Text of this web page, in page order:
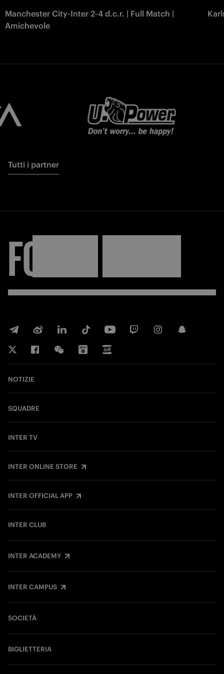
Manchester City-Inter 2-4 d.c.r. | Full Match |
Amichevole
Tutti i partner
FORZA
NOTIZIE
SQUADRE
INTER TV
INTER ONLINE STORE
INTER OFFICIAL APP
INTER CLUB
INTER ACADEMY
INTER CAMPUS
SOCIETÀ
BIGLIETTERIA